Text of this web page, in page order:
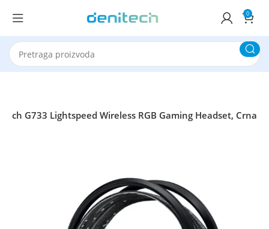
0
G733 Lightspeed Wireless RGB Gaming Headset, Crna